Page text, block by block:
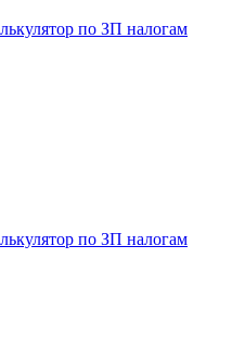
по ЗП налогам
по ЗП налогам